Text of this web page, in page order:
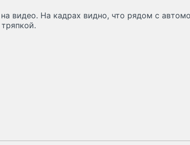
видео. На кадрах видно, что рядом с